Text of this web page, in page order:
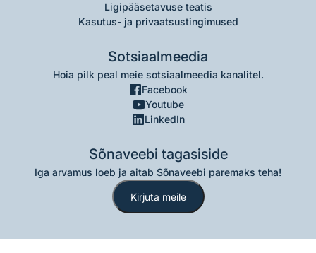
Ligipääsetavuse teatis
Kasutus- ja privaatsustingimused
Sotsiaalmeedia
Hoia pilk peal meie sotsiaalmeedia kanalitel.
Facebook
Youtube
LinkedIn
Sõnaveebi tagasiside
Iga arvamus loeb ja aitab Sõnaveebi paremaks teha!
Kirjuta meile